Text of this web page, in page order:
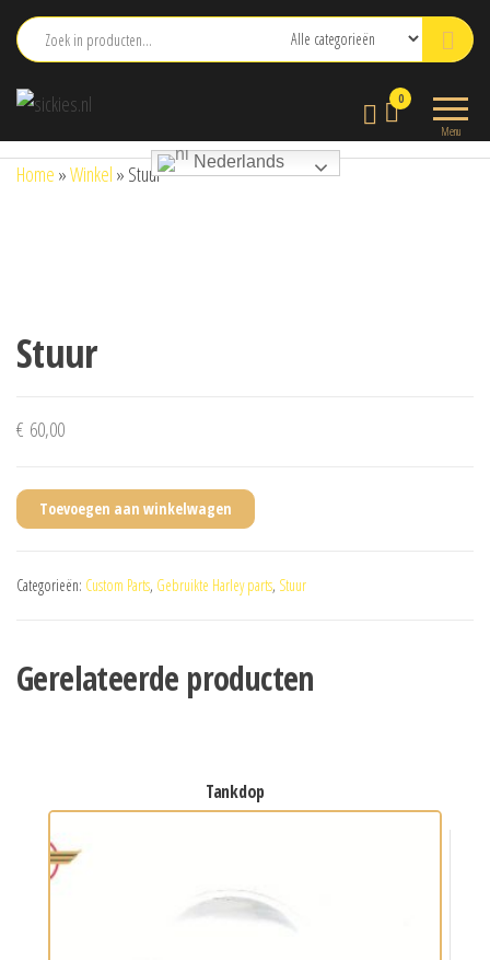
naar
inhoud
Menu
0
Nederlands
Home »Winkel » Stuur
Stuur
€ 60,00
Toevoegen aan winkelwagen
Categorieën: Custom Parts, Gebruikte Harley parts, Stuur
Gerelateerde producten
tankdop